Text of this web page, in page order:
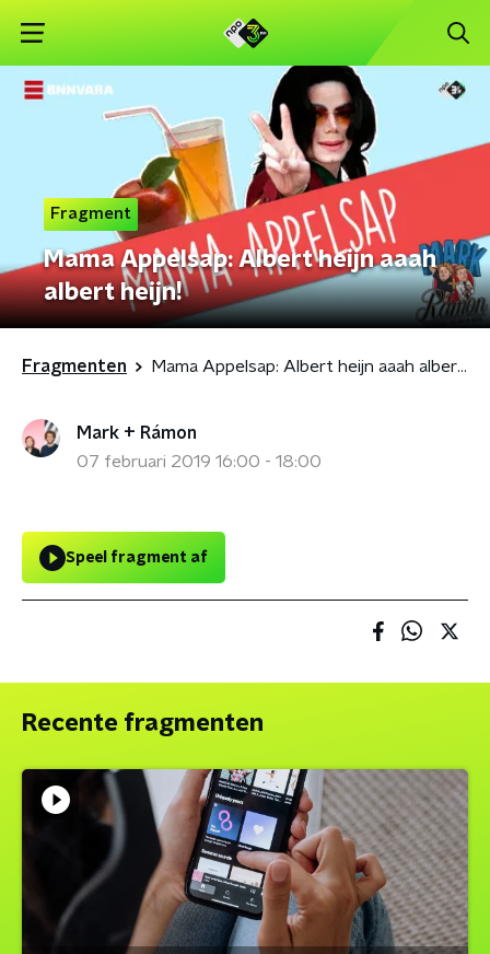
Fragment
Mama Appelsap: Albert heijn aaah
albert heijn!
Fragmenten Mama Appelsap: Albert heijn aaah albert heijn!
Mark + Rámon
07 februari 2019 16:00 - 18:00
Speel fragment af
Recente fragmenten